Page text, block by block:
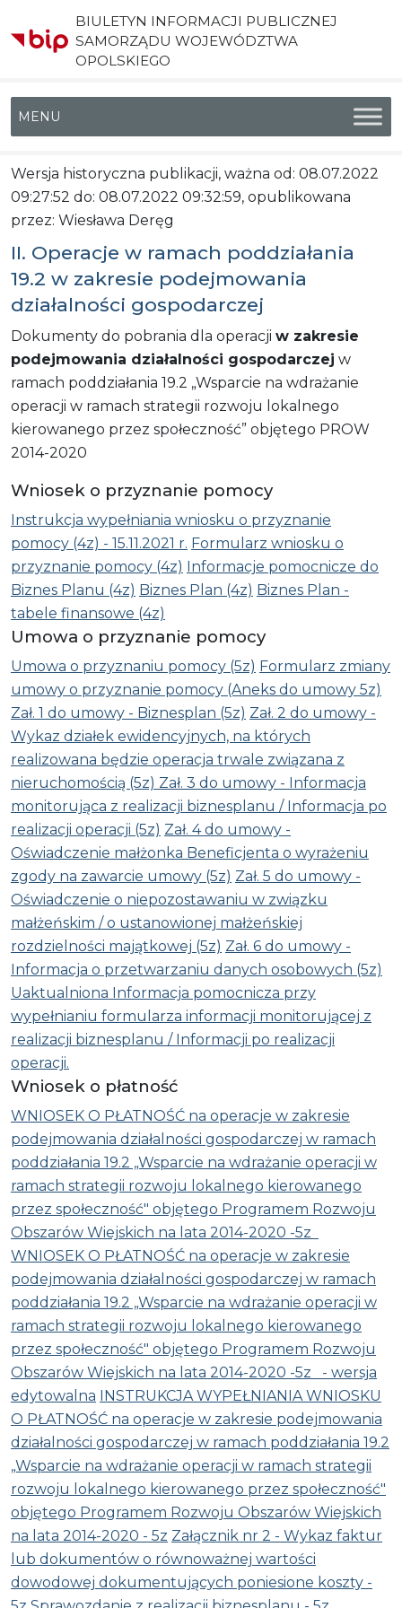
BIULETYN INFORMACJI PUBLICZNEJ
SAMORZĄDU WOJEWÓDZTWA
OPOLSKIEGO
Menu główne
Wersja historyczna publikacji, ważna od: 08.07.2022
09:27:52 do: 08.07.2022 09:32:59, opublikowana
przez: Wiesława Deręg
II. Operacje w ramach poddziałania
19.2 w zakresie podejmowania
działalności gospodarczej
Dokumenty do pobrania dla operacji w zakresie
podejmowania działalności gospodarczej w
ramach poddziałania 19.2 „Wsparcie na wdrażanie
operacji w ramach strategii rozwoju lokalnego
kierowanego przez społeczność” objętego PROW
2014-2020
Wniosek o przyznanie pomocy
Instrukcja wypełniania wniosku o przyznanie
pomocy (4z) - 15.11.2021 r. Formularz wniosku o
przyznanie pomocy (4z) Informacje pomocnicze do
Biznes Planu (4z) Biznes Plan (4z) Biznes Plan -
tabele finansowe (4z)
Umowa o przyznanie pomocy
Umowa o przyznaniu pomocy (5z) Formularz zmiany
umowy o przyznanie pomocy (Aneks do umowy 5z)
Zał. 1 do umowy - Biznesplan (5z) Zał. 2 do umowy -
Wykaz działek ewidencyjnych, na których
realizowana będzie operacja trwale związana z
nieruchomością (5z) Zał. 3 do umowy - Informacja
monitorująca z realizacji biznesplanu / Informacja po
realizacji operacji (5z) Zał. 4 do umowy -
Oświadczenie małżonka Beneficjenta o wyrażeniu
zgody na zawarcie umowy (5z) Zał. 5 do umowy -
Oświadczenie o niepozostawaniu w związku
małżeńskim / o ustanowionej małżeńskiej
rozdzielności majątkowej (5z) Zał. 6 do umowy -
Informacja o przetwarzaniu danych osobowych (5z)
Uaktualniona Informacja pomocnicza przy
wypełnianiu formularza informacji monitorującej z
realizacji biznesplanu / Informacji po realizacji
operacji.
Wniosek o płatność
WNIOSEK O PŁATNOŚĆ na operacje w zakresie
podejmowania działalności gospodarczej w ramach
poddziałania 19.2 „Wsparcie na wdrażanie operacji w
ramach strategii rozwoju lokalnego kierowanego
przez społeczność" objętego Programem Rozwoju
Obszarów Wiejskich na lata 2014-2020 -5z
WNIOSEK O PŁATNOŚĆ na operacje w zakresie
podejmowania działalności gospodarczej w ramach
poddziałania 19.2 „Wsparcie na wdrażanie operacji w
ramach strategii rozwoju lokalnego kierowanego
przez społeczność" objętego Programem Rozwoju
Obszarów Wiejskich na lata 2014-2020 -5z - wersja
edytowalna INSTRUKCJA WYPEŁNIANIA WNIOSKU
O PŁATNOŚĆ na operacje w zakresie podejmowania
działalności gospodarczej w ramach poddziałania 19.2
„Wsparcie na wdrażanie operacji w ramach strategii
rozwoju lokalnego kierowanego przez społeczność"
objętego Programem Rozwoju Obszarów Wiejskich
na lata 2014-2020 - 5z Załącznik nr 2 - Wykaz faktur
lub dokumentów o równoważnej wartości
dowodowej dokumentujących poniesione koszty -